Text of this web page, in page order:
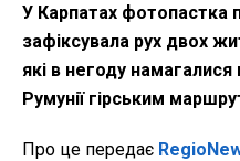
У Карпатах фотопастка
зафіксувала рух двох
які в негоду
Румунії гірським
Про це передає